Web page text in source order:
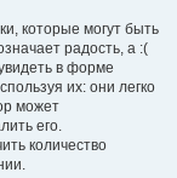
которые могут быть
радость, а :(
в форме
их: они легко
может
его.
количество